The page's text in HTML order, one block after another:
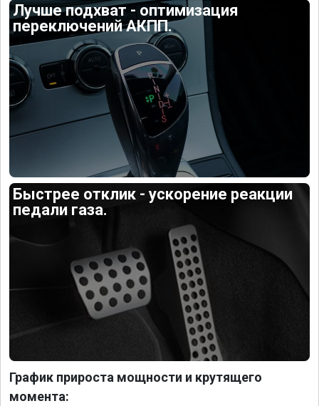
Лучше подхват - оптимизация
переключений АКПП.
Быстрее отклик - ускорение реакции
педали газа.
График прироста мощности и крутящего
момента: